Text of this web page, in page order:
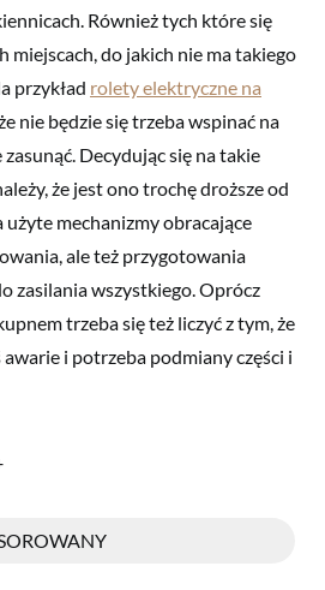
Również tych które się
miejscach, do jakich nie ma takiego
przykład rolety elektryczne na
nie będzie się trzeba wspinać na
zasunąć. Decydując się na takie
że jest ono trochę droższe od
użyte mechanizmy obracające
ale też przygotowania
zasilania wszystkiego. Oprócz
trzeba się też liczyć z tym, że
i potrzeba podmiany części i